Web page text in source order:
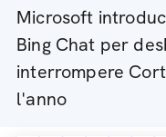
Microsoft
Bing Chat per
interrompere
l'anno